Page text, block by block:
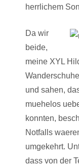
herrlichem
Da wir
beide,
meine XYL
und sahen,
muehelos
konnten,
Notfalls
umgekehrt.
dass von der